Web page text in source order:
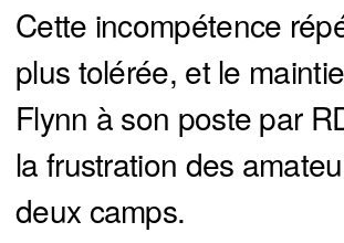
Cette incompétence
plus tolérée, et le
Flynn à son poste par
la frustration des
deux camps.